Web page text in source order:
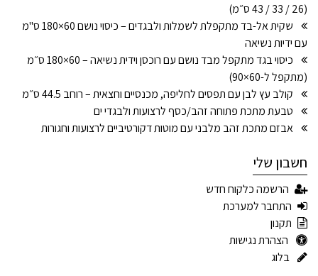
(26 / 33 / 43 ס״מ)
שקית אל-בד מתקפלת לשמלות ולבגדים – כיסוי נושם 60×180 ס"מ
עם ידיות נשיאה
כיסוי בגד מתקפל מבד נושם עם רוכסן וידית נשיאה – 60×180 ס״מ
(מתקפל ל-60×90)
קולב עץ לבן עם תפסים לחליפה, מכנסיים וחצאית – רוחב 44.5 ס״מ
טבעת מתכת פתוחה זהב/כסף לרצועות ולבגדי ים
אבזם מתכת זהב מלבני עם מוטות דקורטיביים לרצועות וחגורות
חשבון שלי
הרשמה כלקוח חדש
התחבר למערכת
תקנון
הצהרת נגישות
בלוג